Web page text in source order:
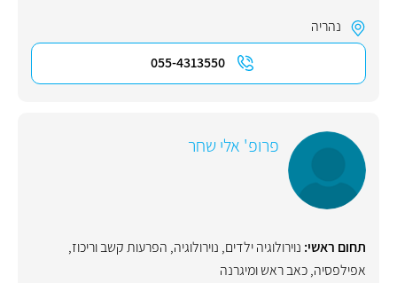
נהריה
055-4313550
פרופ' אלי שחר
תחום ראשי: נוירולוגיה ילדים, נוירולוגיה, הפרעות קשב וריכוז,
אפילפסיה,כאב ראש ומיגרנה